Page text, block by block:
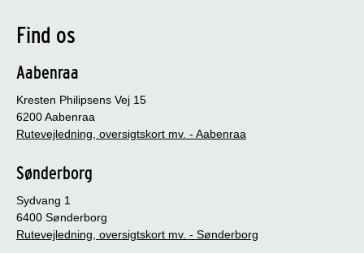
Find os
Aabenraa
Kresten Philipsens Vej 15
6200 Aabenraa
Rutevejledning, oversigtskort mv. - Aabenraa
Sønderborg
Sydvang 1
6400 Sønderborg
Rutevejledning, oversigtskort mv. - Sønderborg